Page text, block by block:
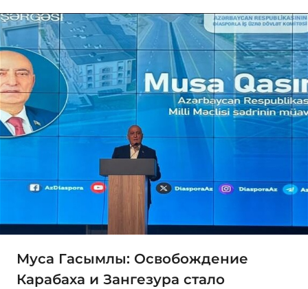
Муса Гасымлы: Освобождение
Карабаха и Зангезура стало